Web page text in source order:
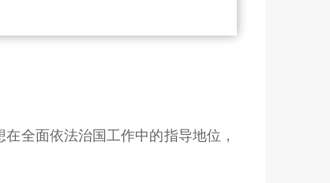
全面依法治国工作中的指导地位，